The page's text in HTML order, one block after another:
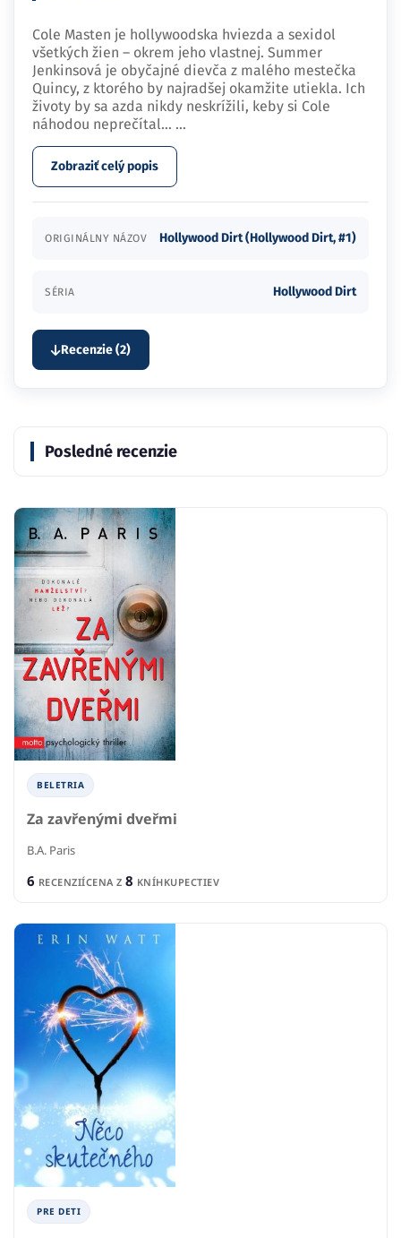
Cole Masten je hollywoodska hviezda a sexidol
všetkých žien – okrem jeho vlastnej. Summer
Jenkinsová je obyčajné dievča z malého mestečka
Quincy, z ktorého by najradšej okamžite utiekla. Ich
životy by sa azda nikdy neskrížili, keby si Cole
náhodou neprečítal… ...
Zobraziť celý popis
ORIGINÁLNY NÁZOV Hollywood Dirt (Hollywood Dirt, #1)
SÉRIA Hollywood Dirt
Recenzie (2)
Posledné recenzie
BELETRIA
Za zavřenými dveřmi
B.A. Paris
6 RECENZIÍCENA Z 8 KNÍHKUPECTIEV
PRE DETI